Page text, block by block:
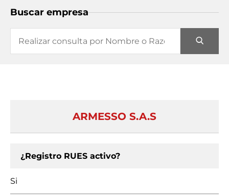
Buscar empresa
ARMESSO S.A.S
¿Registro RUES activo?
Si